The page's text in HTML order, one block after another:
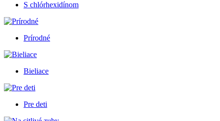
S chlórhexidínom
Prírodné
Bieliace
Pre deti